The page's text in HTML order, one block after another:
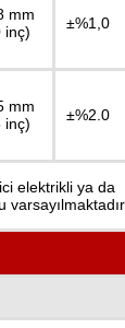
mm
inç)
±%1,0
mm
inç)
±%2.0
elektrikli ya da